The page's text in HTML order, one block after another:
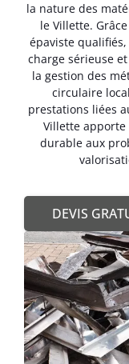
la nature des
le Villette.
épaviste
charge sérieuse
la gestion des
circulaire
prestations liées
Villette apporte
durable aux
DEVIS